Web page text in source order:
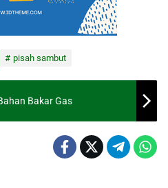
pisah sambut
Bakar Gas